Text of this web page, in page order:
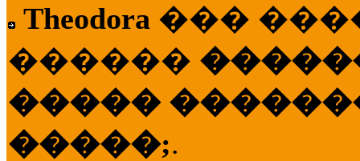
Theodora ���
������
�����
�����;.